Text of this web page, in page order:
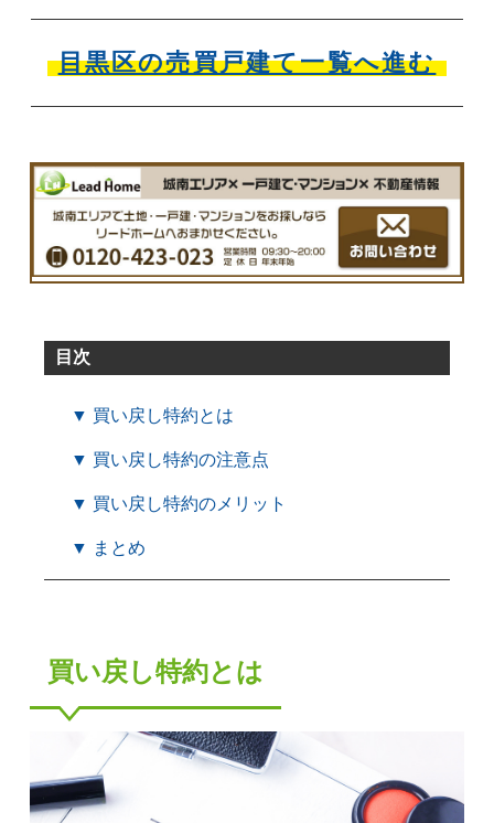
目黒区の売買戸建て一覧へ進む
目次
▼ 買い戻し特約とは
▼ 買い戻し特約の注意点
▼ 買い戻し特約のメリット
▼ まとめ
買い戻し特約とは